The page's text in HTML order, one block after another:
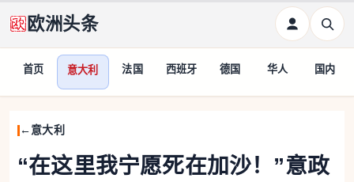
欧洲头条
首页 意大利 法国 西班牙 德国 华人 国内
意大利
“在这里我宁愿死在加沙！”意政